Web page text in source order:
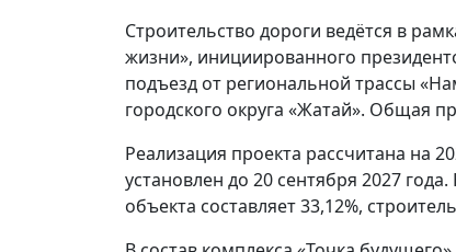
Строительство дороги ведётся в
жизни», инициированного
подъезд от региональной трассы
городского округа «Жатай». Общая
Реализация проекта рассчитана на
установлен до 20 сентября 2027
объекта составляет 33,12%,